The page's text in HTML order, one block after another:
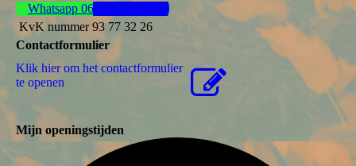
Whatsapp 06 44 57 37 61
KvK nummer 93 77 32 26
Contactformulier
Klik hier om het contactformulier
te openen
Mijn openingstijden